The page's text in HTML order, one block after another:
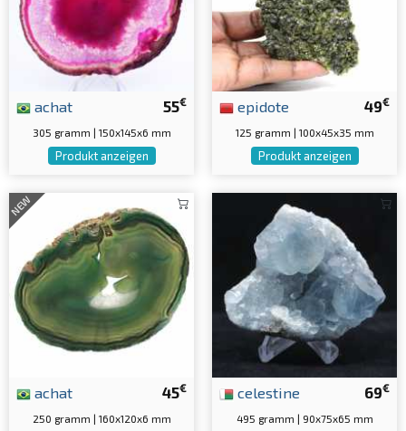
55€
achat
305 gramm | 150x145x6 mm
Produkt anzeigen
49€
epidote
125 gramm | 100x45x35 mm
Produkt anzeigen
NEW
45€
achat
250 gramm | 160x120x6 mm
69€
celestine
495 gramm | 90x75x65 mm